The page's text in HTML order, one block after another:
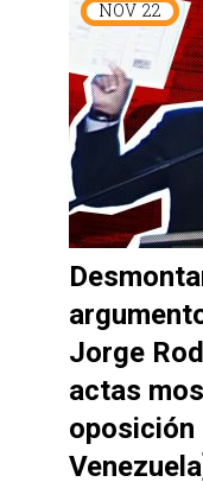
NOV 22
Jorge
actas
oposición
Venezuela]